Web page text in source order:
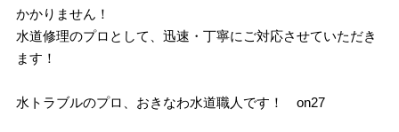
かかりません！
水道修理のプロとして、迅速・丁寧にご対応させていただき
ます！
水トラブルのプロ、おきなわ水道職人です！ on27